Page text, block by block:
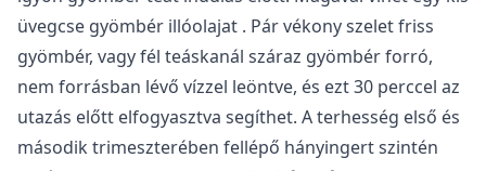
üvegcse gyömbér illóolajat . Pár vékony szelet friss
gyömbér, vagy fél teáskanál száraz gyömbér forró,
nem forrásban lévő vízzel leöntve, és ezt 30 perccel az
utazás előtt elfogyasztva segíthet. A terhesség első és
második trimeszterében fellépő hányingert szintén